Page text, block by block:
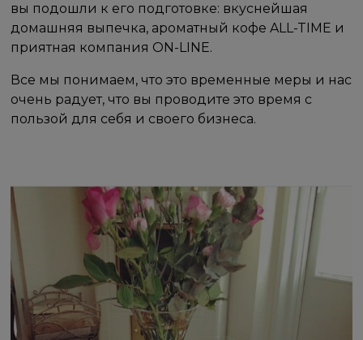
вы подошли к его подготовке: вкуснейшая
домашняя выпечка, ароматный кофе ALL-TIME и
приятная компания ON-LINE.
Все мы понимаем, что это временные меры и нас
очень радует, что вы проводите это время с
пользой для себя и своего бизнеса.